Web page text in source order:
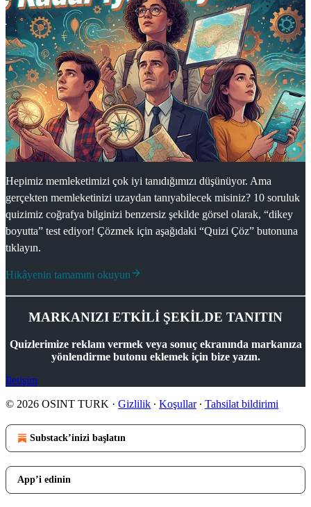
Hepimiz memleketimizi çok iyi tanıdığımızı düşünüyor. Ama
gerçekten memleketinizi uzaydan tanıyabilecek misiniz? 10 soruluk
quizimiz coğrafya bilginizi benzersiz şekilde görsel olarak, “dikey
boyutta” test ediyor! Çözmek için aşağıdaki “Quizi Çöz” butonuna
tıklayın.
Hikâyenin tamamını okuyun
MARKANIZI ETKİLİ ŞEKİLDE TANITIN
Quizlerimize reklam vermek veya sonuç ekranında markanıza
yönlendirme butonu eklemek için bize yazın.
İletişim
© 2026 OSINT TURK · Gizlilik ∙ Koşullar∙ Tahsilat bildirimi
Substack’inizi başlatın
App’i edinin